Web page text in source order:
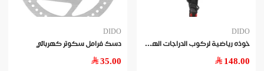
DIDO
خوذ
ه رياضية لركوب الدراجات الهوائية
148.00
DIDO
دسك فرامل سكوتر كهربائي
35.00